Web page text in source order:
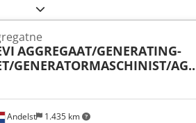
Andelst 1.435 km
AGGREGAAT/GENERATING-
GENERATORMASCHINIST/